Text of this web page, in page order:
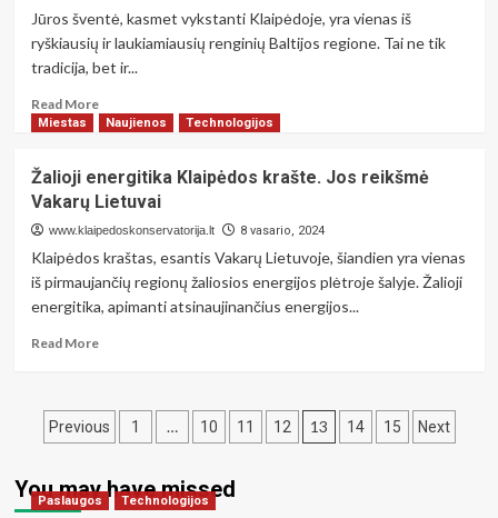
gyvenimo
kokybei.
Nuo
darbo
iki
taršos
Jūros šventė, kasmet vykstanti Klaipėdoje, yra vienas iš
ryškiausių ir laukiamiausių renginių Baltijos regione. Tai ne tik
tradicija, bet ir...
Read MoreRead
more
šventė
–
įspūdingiausia
šventė
regione
Miestas Naujienos Technologijos
Žalioji energitika Klaipėdos krašte. Jos reikšmė
Vakarų Lietuvai
www.klaipedoskonservatorija.lt 8 vasario, 2024
Klaipėdos kraštas, esantis Vakarų Lietuvoje, šiandien yra vienas
iš pirmaujančių regionų žaliosios energijos plėtroje šalyje. Žalioji
energitika, apimanti atsinaujinančius energijos...
Read MoreRead
energitika
Klaipėdos
Jos
reikšmė
Įrašų
Previous 1 … 10 11 12 13 14 15 Next
You may have missed
Paslaugos Technologijos